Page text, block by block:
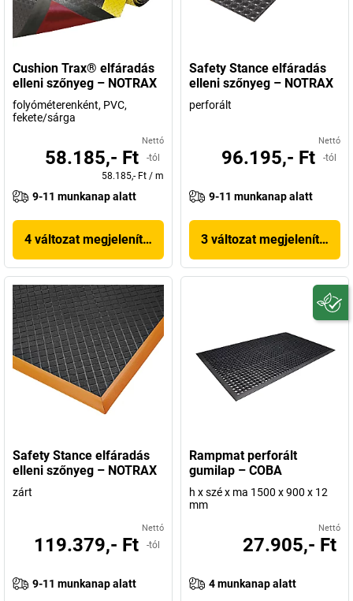
Cushion Trax® elfáradás
elleni szőnyeg – NOTRAX
folyóméterenként, PVC,
fekete/sárga
Nettó
58.185,- Ft
-tól
58.185,- Ft / m
9-11 munkanap alatt
4 változat megjelenítése
Safety Stance elfáradás
elleni szőnyeg – NOTRAX
perforált
Nettó
96.195,- Ft -tól
9-11 munkanap alatt
3 változat megjelenítése
Safety Stance elfáradás
elleni szőnyeg – NOTRAX
zárt
Nettó
119.379,- Ft -tól
9-11 munkanap alatt
Rampmat perforált
gumilap – COBA
h x szé x ma 1500 x 900 x 12
mm
Nettó
27.905,- Ft
4 munkanap alatt